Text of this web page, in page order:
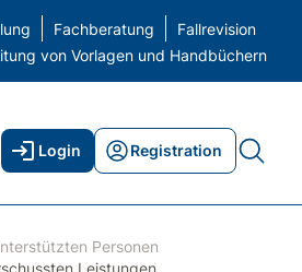
Leistungen
Fachberatung
Fallrevision
von Vorlagen und Handbüchern
Login Registration
Personen
Leistungen